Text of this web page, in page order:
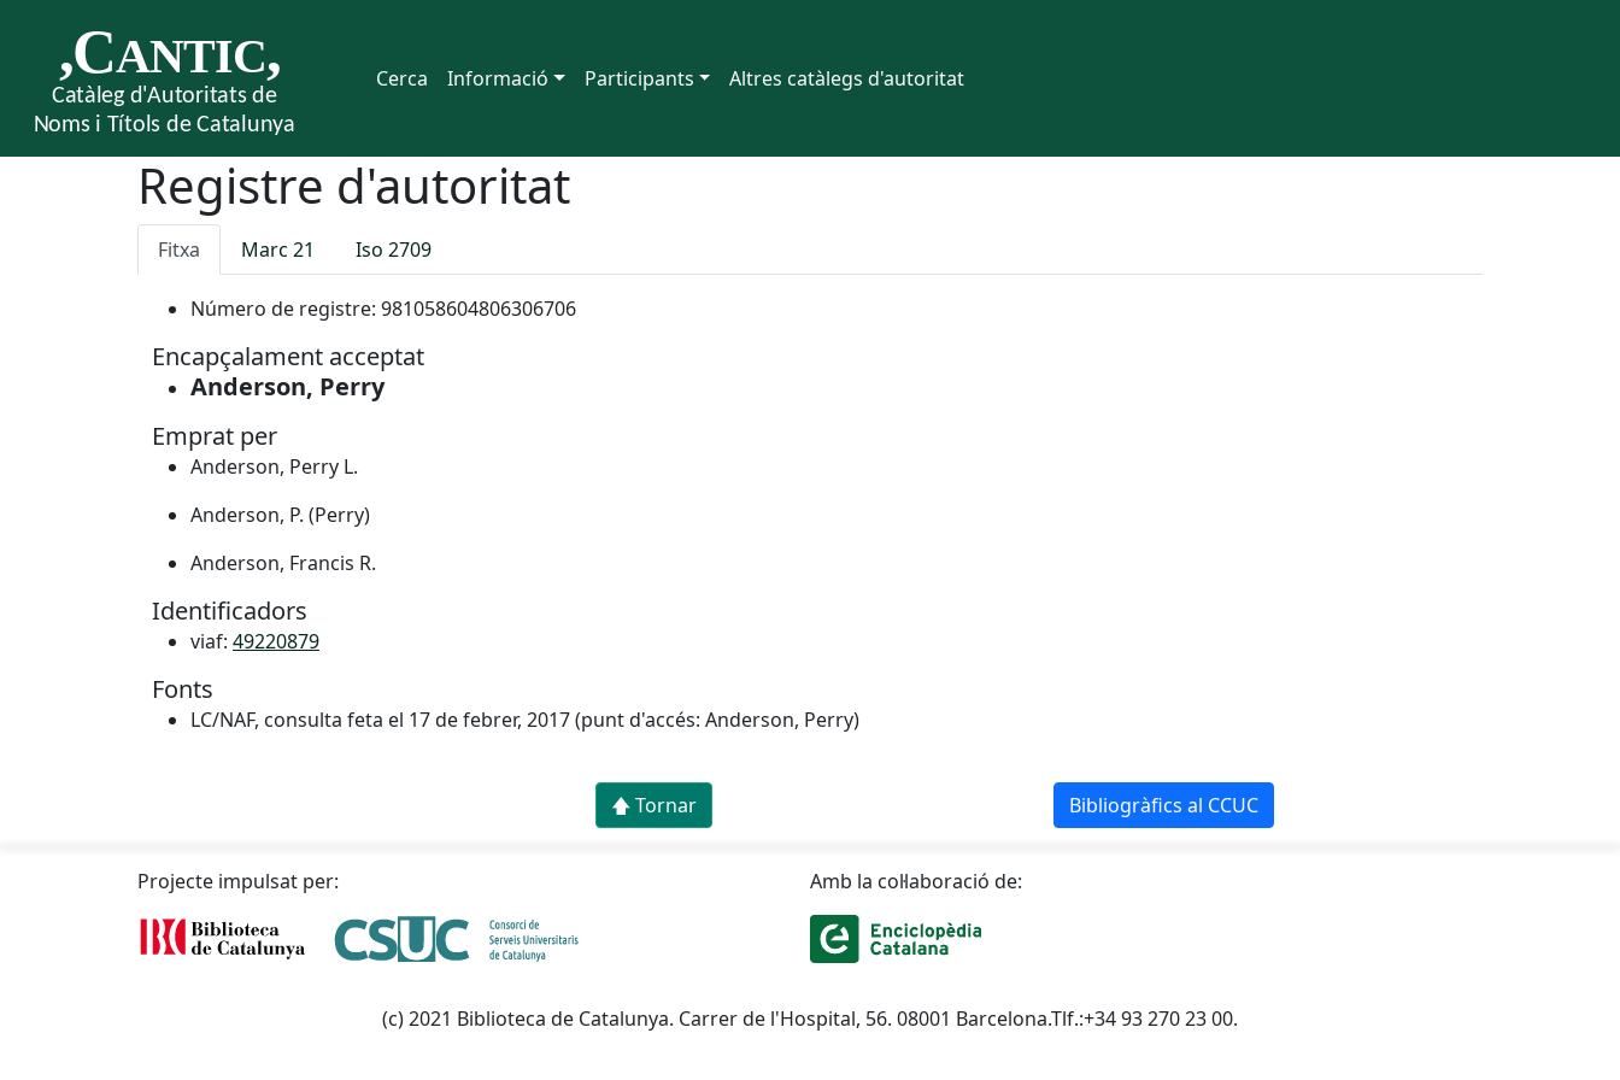
Cerca Informació Participants Altres catàlegs d'autoritat
Registre d'autoritat
Fitxa Marc 21 Iso 2709
Número de registre: 981058604806306706
Encapçalament acceptat
Anderson, Perry
Emprat per
Anderson, Perry L.
Anderson, P. (Perry)
Anderson, Francis R.
Identificadors
viaf: 49220879
Fonts
LC/NAF, consulta feta el 17 de febrer, 2017 (punt d'accés: Anderson, Perry)
🡅 Tornar Bibliogràfics al CCUC
Projecte impulsat per: Amb la col·laboració de:
(c) 2021 Biblioteca de Catalunya. Carrer de l'Hospital, 56. 08001 Barcelona.Tlf.:+34 93 270 23 00.